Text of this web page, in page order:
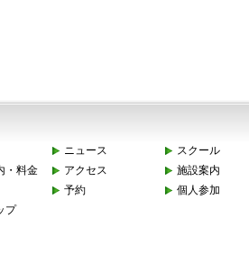
ニュース
スクール
・料金
アクセス
施設案内
予約
個人参加
プ